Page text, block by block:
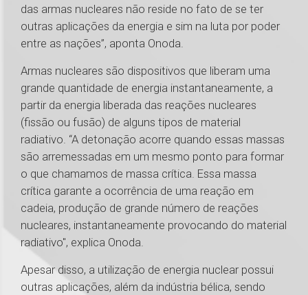
das armas nucleares não reside no fato de se ter
outras aplicações da energia e sim na luta por poder
entre as nações”, aponta Onoda.
Armas nucleares são dispositivos que liberam uma
grande quantidade de energia instantaneamente, a
partir da energia liberada das reações nucleares
(fissão ou fusão) de alguns tipos de material
radiativo. “A detonação acorre quando essas massas
são arremessadas em um mesmo ponto para formar
o que chamamos de massa crítica. Essa massa
crítica garante a ocorrência de uma reação em
cadeia, produção de grande número de reações
nucleares, instantaneamente provocando do material
radiativo", explica Onoda.
Apesar disso, a utilização de energia nuclear possui
outras aplicações, além da indústria bélica, sendo